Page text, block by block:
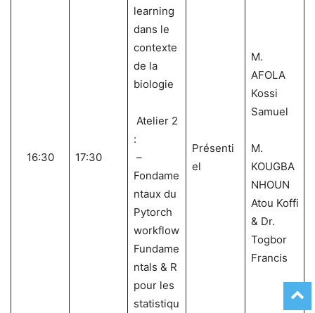
16:30 17:30
learning
dans le
contexte
de la
biologie
Atelier 2
:
–
Fondame
ntaux du
Pytorch
workflow
Fundame
ntals & R
pour les
statistiqu
Présenti
el
M.
AFOLA
Kossi
Samuel
M.
KOUGBA
NHOUN
Atou Koffi
& Dr.
Togbor
Francis